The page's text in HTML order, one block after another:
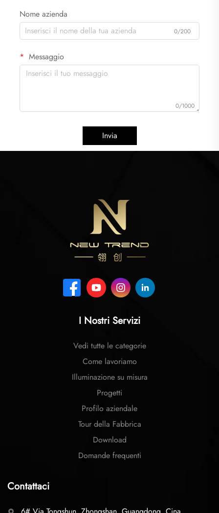
Nome azienda
0/200
Messaggio
0/1000
Invia
I Nostri Servizi
Vedi tutte le categorie
Come lavoriamo
Illuminazione su misura
Progetti
Profilo aziendale
Tour della Fabbrica
Download
Domande frequenti
Contattaci